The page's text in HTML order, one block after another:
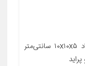
معرفی محصول جزئیات محصول ابعاد ۱۰x۱۰x۵ سانتی‌متر